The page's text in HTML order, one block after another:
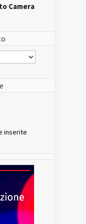
Camera
inserite